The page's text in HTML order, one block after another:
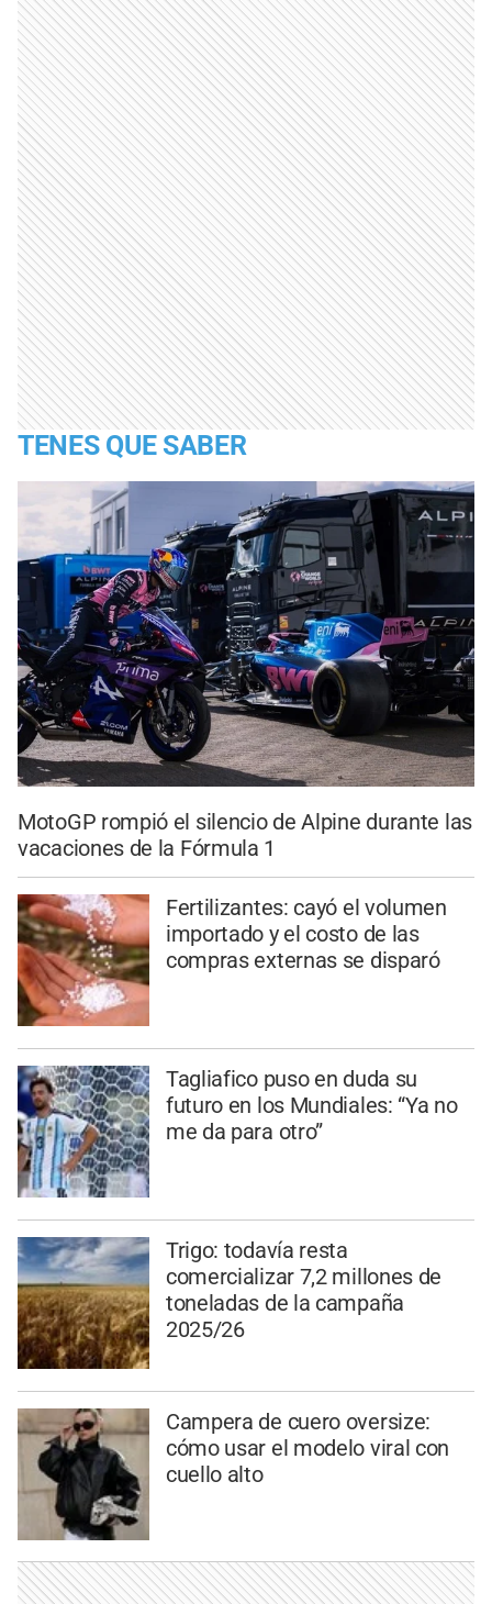
TENES QUE SABER
MotoGP rompió el silencio de Alpine durante las
vacaciones de la Fórmula 1
Fertilizantes: cayó el volumen
importado y el costo de las
compras externas se disparó
Tagliafico puso en duda su
futuro en los Mundiales: “Ya no
me da para otro”
Trigo: todavía resta
comercializar 7,2 millones de
toneladas de la campaña
2025/26
Campera de cuero oversize:
cómo usar el modelo viral con
cuello alto